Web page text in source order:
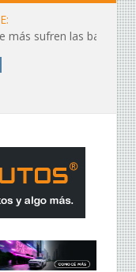
más sufren las baterías?